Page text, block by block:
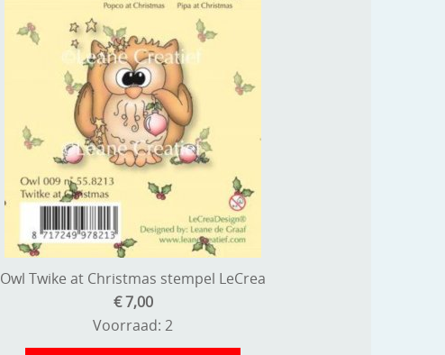
Owl Twike at Christmas stempel LeCrea
€ 7,00
Voorraad: 2